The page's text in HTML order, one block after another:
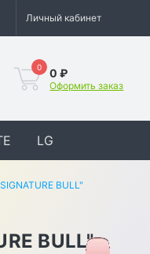
Личный кабинет
0 0 ₽
Оформить заказ
LG
BULL"
BULL"